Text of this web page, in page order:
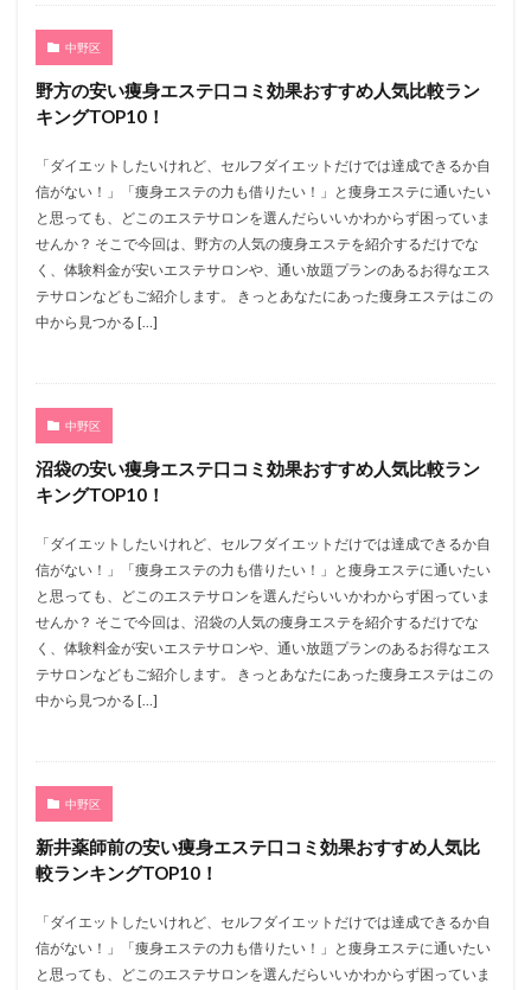
中野区
野方の安い痩身エステ口コミ効果おすすめ人気比較ラン
キングTOP10！
「ダイエットしたいけれど、セルフダイエットだけでは達成できるか自
信がない！」「痩身エステの力も借りたい！」と痩身エステに通いたい
と思っても、どこのエステサロンを選んだらいいかわからず困っていま
せんか？ そこで今回は、野方の人気の痩身エステを紹介するだけでな
く、体験料金が安いエステサロンや、通い放題プランのあるお得なエス
テサロンなどもご紹介します。 きっとあなたにあった痩身エステはこの
中から見つかる […]
中野区
沼袋の安い痩身エステ口コミ効果おすすめ人気比較ラン
キングTOP10！
「ダイエットしたいけれど、セルフダイエットだけでは達成できるか自
信がない！」「痩身エステの力も借りたい！」と痩身エステに通いたい
と思っても、どこのエステサロンを選んだらいいかわからず困っていま
せんか？ そこで今回は、沼袋の人気の痩身エステを紹介するだけでな
く、体験料金が安いエステサロンや、通い放題プランのあるお得なエス
テサロンなどもご紹介します。 きっとあなたにあった痩身エステはこの
中から見つかる […]
中野区
新井薬師前の安い痩身エステ口コミ効果おすすめ人気比
較ランキングTOP10！
「ダイエットしたいけれど、セルフダイエットだけでは達成できるか自
信がない！」「痩身エステの力も借りたい！」と痩身エステに通いたい
と思っても、どこのエステサロンを選んだらいいかわからず困っていま